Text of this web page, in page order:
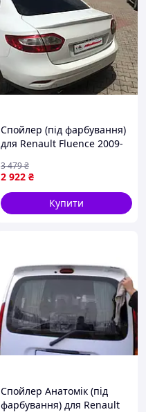
Спойлер (під фарбування)
для Renault Fluence 2009-
2 922 ₴
3 479₴
Купити
Спойлер Анатомік (під
фарбування) для Renault